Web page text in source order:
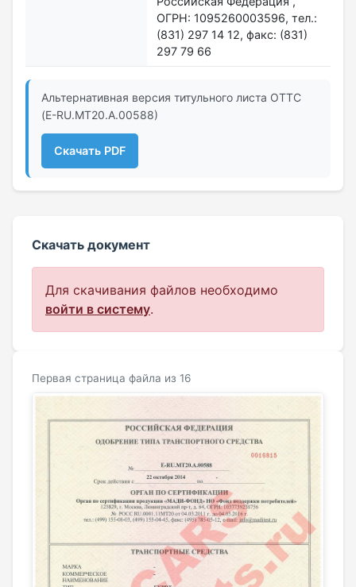
ОГРН: 1095260003596, тел.:
(831) 297 14 12, факс: (831)
297 79 66
Альтернативная версия титульного листа ОТТС
(Е-RU.MT20.А.00588)
Скачать PDF
Скачать документ
Для скачивания файлов необходимо
войти в систему.
Первая страница файла из 16